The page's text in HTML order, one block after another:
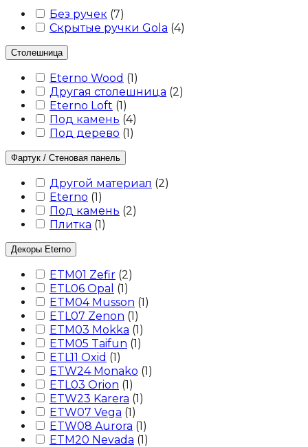
Без ручек (7)
Скрытые ручки Gola (4)
Столешница
Eterno Wood (1)
Другая столешница (2)
Eterno Loft (1)
Под камень (4)
Под дерево (1)
Фартук / Стеновая панель
Другой материал (2)
Eterno (1)
Под камень (2)
Плитка (1)
Декоры Eterno
ETM01 Zefir (2)
ETL06 Opal (1)
ETM04 Musson (1)
ETL07 Zenon (1)
ETM03 Mokka (1)
ETM05 Taifun (1)
ETL11 Oxid (1)
ETW24 Monako (1)
ETL03 Orion (1)
ETW23 Karera (1)
ETW07 Vega (1)
ETW08 Aurora (1)
ETM20 Nevada (1)